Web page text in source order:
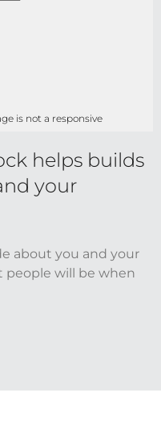
is not a responsive
helps builds
your
about you and your
people will be when